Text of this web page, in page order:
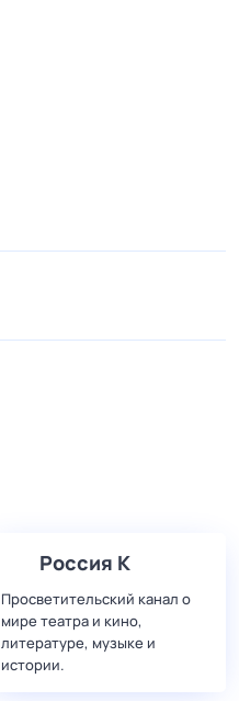
Россия К
Просветительский канал о
мире театра и кино,
литературе, музыке и
истории.